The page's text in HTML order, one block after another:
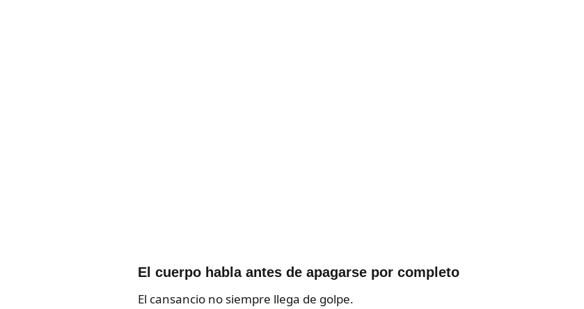
El cuerpo habla antes de apagarse por completo
El cansancio no siempre llega de golpe.